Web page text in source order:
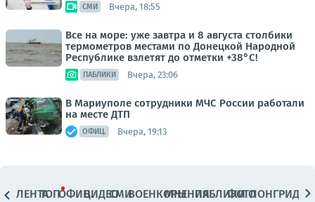
СМИ Вчера, 18:55
Все на море: уже завтра и 8 августа столбики
термометров местами по Донецкой Народной
Республике взлетят до отметки +38°C!
ПАБЛИКИ Вчера, 23:06
В Мариуполе сотрудники МЧС России работали
на месте ДТП
ОФИЦ. Вчера, 19:13
ЛЕНТАТОПОФИЦ.ВИДЕОСМИВОЕНКОРЫМНЕНИЯПАБЛИКИ
ФОТОЛОНГРИДЫ